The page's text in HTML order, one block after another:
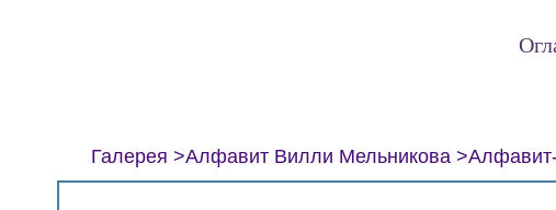
Галерея Алфавит Вилли Мельникова